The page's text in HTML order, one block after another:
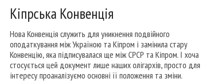
Кіпрська Конвенція
Нова Конвенція служить для уникнення подвійного
оподаткування між Україною та Кіпром і замінила стару
Конвенцію, яка підписувалася ще між СРСР та Кіпром. І хоча
стосується цей документ лише наших олігархів, просто для
інтересу проаналізуємо основні її положення та зміни.